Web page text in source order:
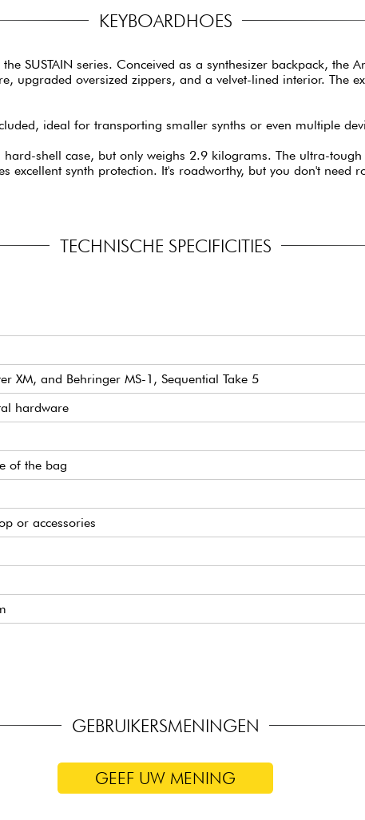
KEYBOARDHOES
SUSTAIN series. Conceived as a synthesizer backpack, the
upgraded oversized zippers, and a velvet-lined interior. The
ideal for transporting smaller synths or even multiple
hard-shell case, but only weighs 2.9 kilograms. The ultra-
synth protection. It's roadworthy, but you don't need
TECHNISCHE SPECIFICITIES
XM, and Behringer MS-1, Sequential Take 5
hardware
of the bag
or accessories
GEBRUIKERSMENINGEN
GEEF UW MENING